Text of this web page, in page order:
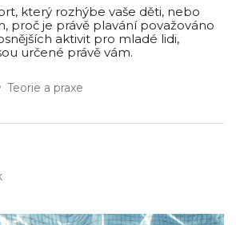
který rozhýbe vaše děti, nebo
proč je právě plavání považováno
aktivit pro mladé lidi,
určené právě vám.
Teorie a praxe